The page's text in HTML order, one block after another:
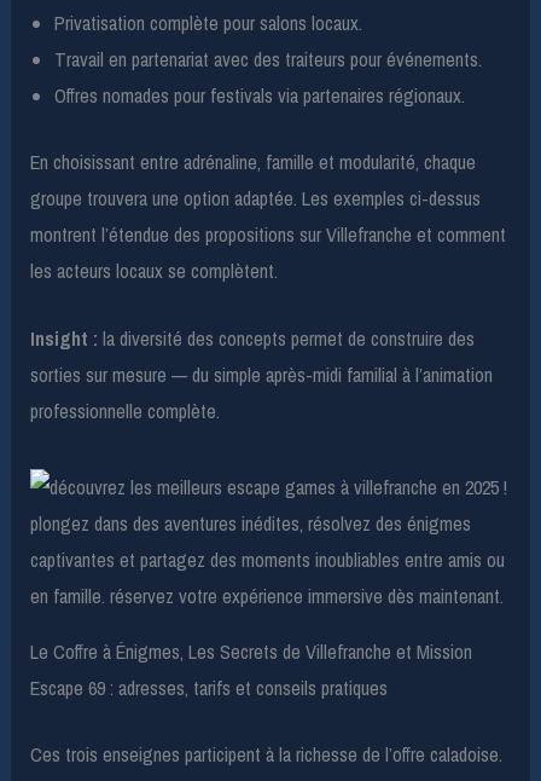
Privatisation complète pour salons locaux.
Travail en partenariat avec des traiteurs pour événements.
Offres nomades pour festivals via partenaires régionaux.
En choisissant entre adrénaline, famille et modularité, chaque
groupe trouvera une option adaptée. Les exemples ci-dessus
montrent l’étendue des propositions sur Villefranche et comment
les acteurs locaux se complètent.
Insight : la diversité des concepts permet de construire des
sorties sur mesure — du simple après-midi familial à l’animation
professionnelle complète.
Le Coffre à Énigmes, Les Secrets de Villefranche et Mission
Escape 69 : adresses, tarifs et conseils pratiques
Ces trois enseignes participent à la richesse de l’offre caladoise.